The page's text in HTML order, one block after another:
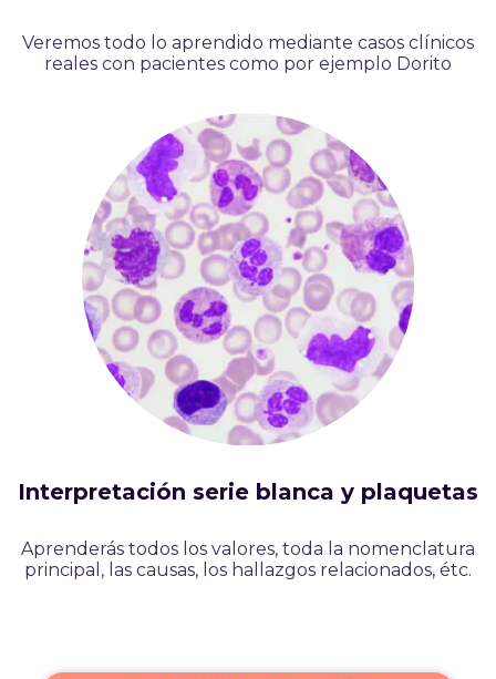
Veremos todo lo aprendido mediante casos clínicos
reales con pacientes como por ejemplo Dorito
Interpretación serie blanca y plaquetas
Aprenderás todos los valores, toda la nomenclatura
principal, las causas, los hallazgos relacionados, étc.